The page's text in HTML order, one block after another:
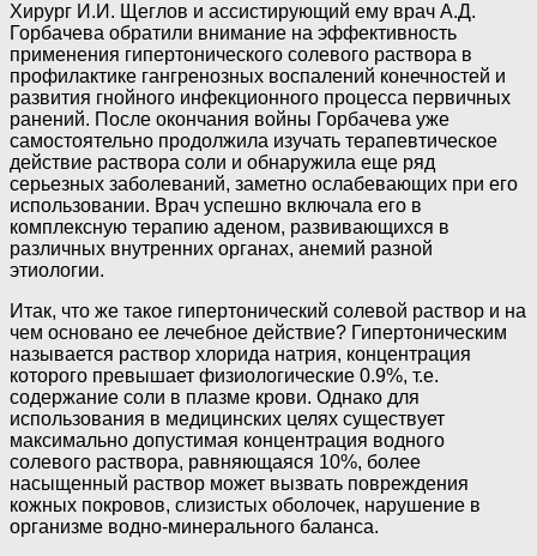
Хирург И.И. Щеглов и ассистирующий ему врач А.Д.
Горбачева обратили внимание на эффективность
применения гипертонического солевого раствора в
профилактике гангренозных воспалений конечностей и
развития гнойного инфекционного процесса первичных
ранений. После окончания войны Горбачева уже
самостоятельно продолжила изучать терапевтическое
действие раствора соли и обнаружила еще ряд
серьезных заболеваний, заметно ослабевающих при его
использовании. Врач успешно включала его в
комплексную терапию аденом, развивающихся в
различных внутренних органах, анемий разной
этиологии.
Итак, что же такое гипертонический солевой раствор и на
чем основано ее лечебное действие? Гипертоническим
называется раствор хлорида натрия, концентрация
которого превышает физиологические 0.9%, т.е.
содержание соли в плазме крови. Однако для
использования в медицинских целях существует
максимально допустимая концентрация водного
солевого раствора, равняющаяся 10%, более
насыщенный раствор может вызвать повреждения
кожных покровов, слизистых оболочек, нарушение в
организме водно-минерального баланса.